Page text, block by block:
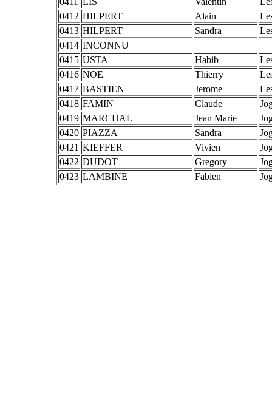
0412 HILPERT Alain
0413 HILPERT Sandra
0414 INCONNU
0415 USTA Habib
0416 NOE Thierry
0417 BASTIEN Jerome
0418 FAMIN Claude
0419 MARCHAL Jean Marie
0420 PIAZZA Sandra
0421 KIEFFER Vivien
0422 DUDOT Gregory
0423 LAMBINE Fabien